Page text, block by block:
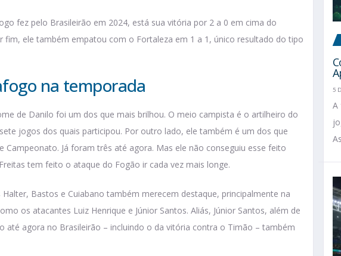
fez pelo Brasileirão em 2024, está sua vitória por 2 a 0 em cima do
fim, ele também empatou com o Fortaleza em 1 a 1, único resultado do tipo
na temporada
de Danilo foi um dos que mais brilhou. O meio campista é o artilheiro do
jogos dos quais participou. Por outro lado, ele também é um dos que
Campeonato. Já foram três até agora. Mas ele não conseguiu esse feito
tem feito o ataque do Fogão ir cada vez mais longe.
Bastos e Cuiabano também merecem destaque, principalmente na
os atacantes Luiz Henrique e Júnior Santos. Aliás, Júnior Santos, além de
até agora no Brasileirão – incluindo o da vitória contra o Timão – também
5
A